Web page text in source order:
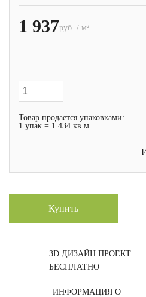
1 937руб. / м²
Товар продается упаковками:
1 упак = 1.434 кв.м.
Купить
3D ДИЗАЙН ПРОЕКТ
БЕСПЛАТНО
ИНФОРМАЦИЯ О